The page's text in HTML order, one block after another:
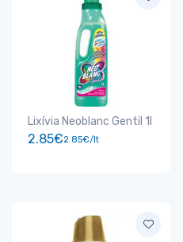
Lixívia Neoblanc Gentil 1l
2.85€2.85€/lt